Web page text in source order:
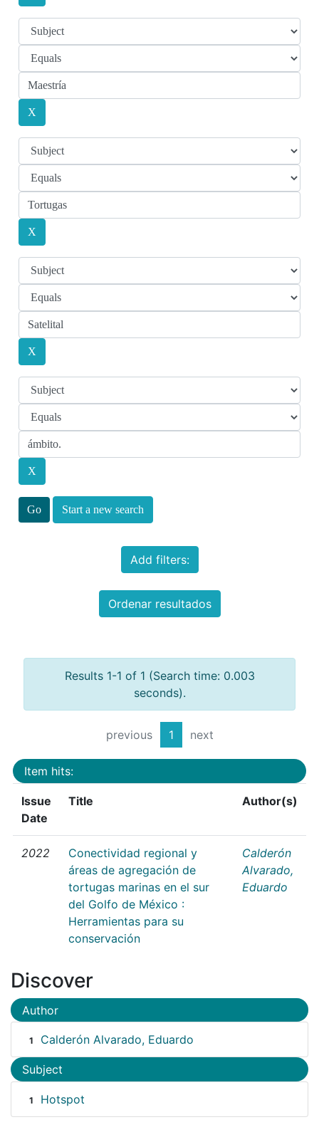
Start a new search
Add filters:
Ordenar resultados
Results 1-1 of 1 (Search time: 0.003
seconds).
previous 1 next
Item hits:
Issue
Date
Title Author(s)
2022
Conectividad regional y
áreas de agregación de
tortugas marinas en el sur
del Golfo de México :
Herramientas para su
conservación
Calderón
Alvarado,
Eduardo
Discover
Author
1 Calderón Alvarado, Eduardo
Subject
1 Hotspot